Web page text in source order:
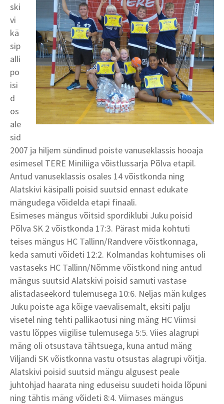
ski
vi
kä
sip
alli
po
isi
d
os
ale
sid
2007 ja hiljem sündinud poiste vanuseklassis hooaja
esimesel TERE Miniliiga võistlussarja Põlva etapil.
Antud vanuseklassis osales 14 võistkonda ning
Alatskivi käsipalli poisid suutsid ennast edukate
mängudega võidelda etapi finaali.
Esimeses mängus võitsid spordiklubi Juku poisid
Põlva SK 2 võistkonda 17:3. Pärast mida kohtuti
teises mängus HC Tallinn/Randvere võistkonnaga,
keda samuti võideti 12:2. Kolmandas kohtumises oli
vastaseks HC Tallinn/Nõmme võistkond ning antud
mängus suutsid Alatskivi poisid samuti vastase
alistadaseekord tulemusega 10:6. Neljas män kulges
Juku poiste aga kõige vaevalisemalt, eksiti palju
visetel ning tehti pallikaotusi ning mäng HC Viimsi
vastu lõppes viigilise tulemusega 5:5. Viies alagrupi
mäng oli otsustava tähtsuega, kuna antud mäng
Viljandi SK võistkonna vastu otsustas alagrupi võitja.
Alatskivi poisid suutsid mängu algusest peale
juhtohjad haarata ning eduseisu suudeti hoida lõpuni
ning tähtis mäng võideti 8:4. Viimases mängus